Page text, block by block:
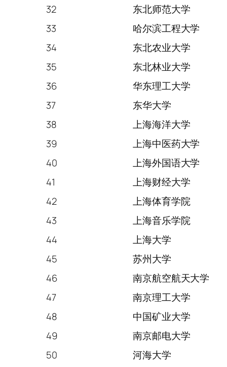
32
东北师范大学
33
哈尔滨工程大学
34
东北农业大学
35
东北林业大学
36
华东理工大学
37
东华大学
38
上海海洋大学
39
上海中医药大学
40
上海外国语大学
41
上海财经大学
42
上海体育学院
43
上海音乐学院
44
上海大学
45
苏州大学
46
南京航空航天大学
47
南京理工大学
48
中国矿业大学
49
南京邮电大学
50
河海大学